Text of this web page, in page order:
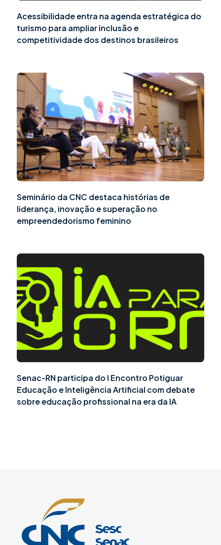
Acessibilidade entra na agenda estratégica do
turismo para ampliar inclusão e
competitividade dos destinos brasileiros
Seminário da CNC destaca histórias de
liderança, inovação e superação no
empreendedorismo feminino
Senac-RN participa do I Encontro Potiguar
Educação e Inteligência Artificial com debate
sobre educação profissional na era da IA